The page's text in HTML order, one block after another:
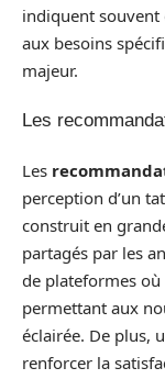
indiquent souvent
aux besoins
majeur.
Les
Les
perception d’un
construit en
partagés par les
de plateformes
permettant aux
éclairée. De plus,
renforcer la